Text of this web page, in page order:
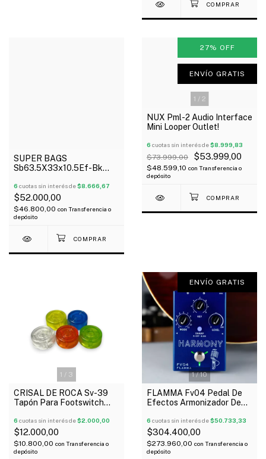
SUPER BAGS
Sb63.5X33x10.5Ef-Bk
Multiefectos Acolchada
10Mm
6 cuotas sin interés de$8.666,67
$52.000,00
$46.800,00 con Transferencia o
depósito
1 / 2
27% OFF
ENVÍO GRATIS
NUX Pml-2 Audio Interface
Mini Looper Outlet!
6 cuotas sin interés de$8.999,83
$73.999,00 $53.999,00
$48.599,10 con Transferencia o
depósito
1 / 3
CRISAL DE ROCA Sv-39
Tapón Para Footswitch
6 cuotas sin interés de$2.000,00
$12.000,00
$10.800,00 con Transferencia o
depósito
1/10
ENVÍO GRATIS
FLAMMA Fv04 Pedal De
Efectos Armonizador De
6 cuotas sin interés de$50.733,33
$304.400,00
$273.960,00 con Transferencia o
depósito